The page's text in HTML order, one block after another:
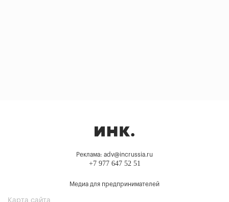
Реклама: adv@incrussia.ru
+7 977 647 52 51
Медиа для предпринимателей
Карта сайта